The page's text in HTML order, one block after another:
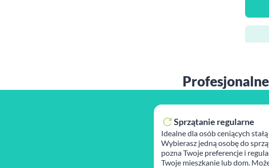
Sprzątanie regularne
Idealne dla osób ceniących
Wybierasz jedną osobę do
pozna Twoje preferencje i
Twoje mieszkanie lub dom.